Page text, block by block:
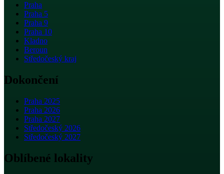
Praha
Praha 5
Praha 9
Praha 10
Kladno
Beroun
Středočeský kraj
Dokončení
Praha 2025
Praha 2026
Praha 2027
Středočeský 2026
Středočeský 2027
Oblíbené lokality